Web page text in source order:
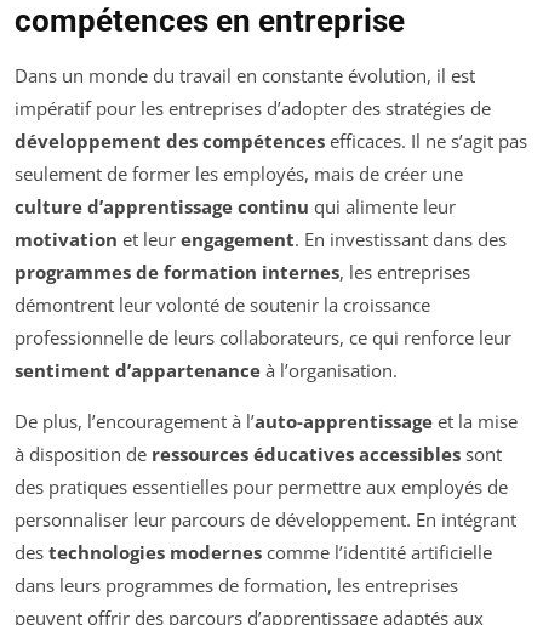
compétences en entreprise
Dans un monde du travail en constante évolution, il est
impératif pour les entreprises d’adopter des stratégies de
développement des compétences efficaces. Il ne s’agit pas
seulement de former les employés, mais de créer une
culture d’apprentissage continu qui alimente leur
motivation et leur engagement. En investissant dans des
programmes de formation internes, les entreprises
démontrent leur volonté de soutenir la croissance
professionnelle de leurs collaborateurs, ce qui renforce leur
sentiment d’appartenance à l’organisation.
De plus, l’encouragement à l’auto-apprentissage et la mise
à disposition de ressources éducatives accessibles sont
des pratiques essentielles pour permettre aux employés de
personnaliser leur parcours de développement. En intégrant
des technologies modernes comme l’identité artificielle
dans leurs programmes de formation, les entreprises
peuvent offrir des parcours d’apprentissage adaptés aux